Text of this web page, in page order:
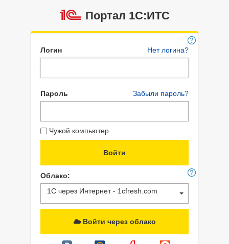
Портал 1C:ИТС
Логин Нет логина?
Пароль Забыли пароль?
Чужой компьютер
Облако:
1С через Интернет - 1cfresh.com
Войти через облако